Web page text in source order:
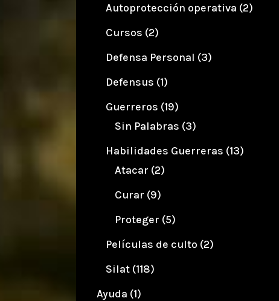
Autoprotección operativa (2)
Cursos (2)
Defensa Personal (3)
Defensus (1)
Guerreros (19)
Sin Palabras (3)
Habilidades Guerreras (13)
Atacar (2)
Curar (9)
Proteger (5)
Películas de culto (2)
Silat(118)
Ayuda (1)